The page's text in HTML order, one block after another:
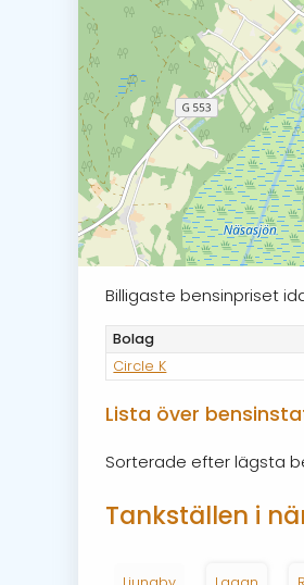
Billigaste bensinpriset
Bolag
Circle K
Lista över
Sorterade efter lägsta
Tankställen i